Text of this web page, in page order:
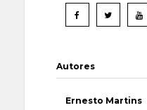
Autores
Ernesto Martins